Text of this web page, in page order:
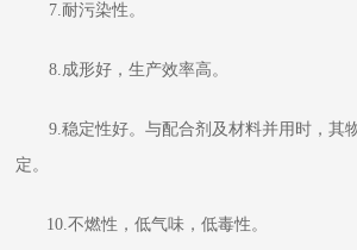
7.耐污染性。
8.成形好，生产效率高。
9.稳定性好。与配合剂及材料并用时，其
定。
10.不燃性，低气味，低毒性。